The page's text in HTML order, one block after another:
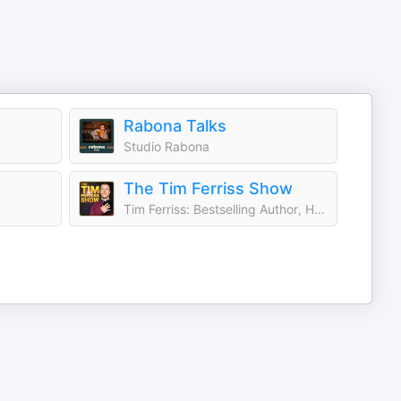
Rabona Talks
Studio Rabona
The Tim Ferriss Show
Tim Ferriss: Bestselling Author, Human Guinea Pig